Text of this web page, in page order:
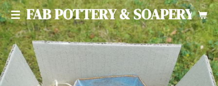
Ga
direct
naar
de
hoofdinhoud
FAB POTTERY & SOAPERY